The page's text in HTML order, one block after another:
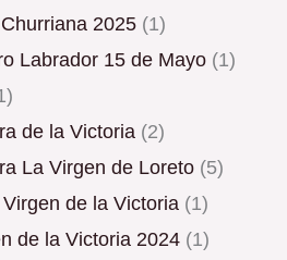
Churriana 2025 (1)
Labrador 15 de Mayo (1)
de la Victoria (2)
La Virgen de Loreto (5)
Virgen de la Victoria (1)
de la Victoria 2024 (1)